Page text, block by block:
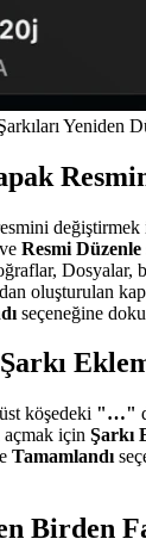
Yeniden
değiştirmek
Resmi Düzenle
Dosyalar,
oluşturulan
seçeneğine
köşedeki "…"
açmak için Şarkı
Tamamlandı
Birden